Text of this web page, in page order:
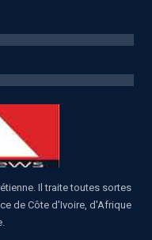
Il traite toutes sortes
de Côte d'Ivoire, d'Afrique